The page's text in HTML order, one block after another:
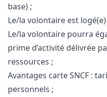
base) ;
Le/la volontaire est
Le/la volontaire pourra
prime d’activité délivrée
ressources ;
Avantages carte SNCF :
personnels ;